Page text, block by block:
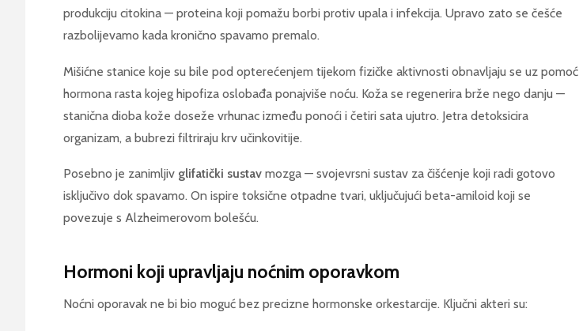
produkciju citokina — proteina koji pomažu borbi protiv upala i infekcija. Upravo zato se češće
razbolijevamo kada kronično spavamo premalo.
Mišićne stanice koje su bile pod opterećenjem tijekom fizičke aktivnosti obnavljaju se uz pomoć
hormona rasta kojeg hipofiza oslobađa ponajviše noću. Koža se regenerira brže nego danju —
stanična dioba kože doseže vrhunac između ponoći i četiri sata ujutro. Jetra detoksicira
organizam, a bubrezi filtriraju krv učinkovitije.
Posebno je zanimljiv glifatički sustav mozga — svojevrsni sustav za čišćenje koji radi gotovo
isključivo dok spavamo. On ispire toksične otpadne tvari, uključujući beta-amiloid koji se
povezuje s Alzheimerovom bolešću.
Hormoni koji upravljaju noćnim oporavkom
Noćni oporavak ne bi bio moguć bez precizne hormonske orkestarcije. Ključni akteri su: